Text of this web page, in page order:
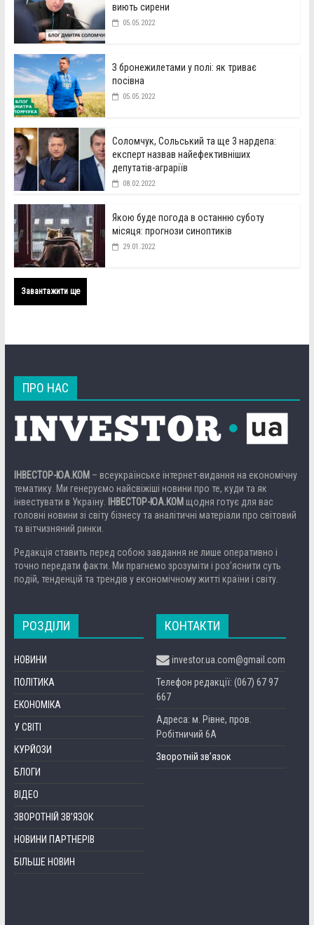
виють сирени
05.05.2022
З бронежилетами у полі: як триває
посівна
05.05.2022
Соломчук, Сольський та ще 3 нардепа:
експерт назвав найефективніших
депутатів-аграріїв
08.02.2022
Якою буде погода в останню суботу
місяця: прогнози синоптиків
29.01.2022
Завантажити ще
ПРО НАС
ІНВЕСТОР-ЮА.КОМ – всеукраїнське інтернет-видання на економічну
тематику. Ми генеруємо найсвіжіші новини про те, куди та як
інвестувати в Україну.
ІНВЕСТОР-ЮА.КОМ щодня готує для вас
головні новини зі світу бізнесу та аналітичні матеріали про світовий
та вітчизняний ринки.
Редакція ставить перед собою завдання не лише оперативно і
точно передати факти. Ми прагнемо зрозуміти і роз’яснити суть
подій, тенденцій та трендів у економічному житті країни і світу.
РОЗДІЛИ
НОВИНИ
ПОЛІТИКА
ЕКОНОМІКА
У СВІТІ
КУРЙОЗИ
БЛОГИ
ВІДЕО
ЗВОРОТНІЙ ЗВ’ЯЗОК
НОВИНИ ПАРТНЕРІВ
БІЛЬШЕ НОВИН
КОНТАКТИ
investor.ua.com@gmail.com
Телефон редакції: (067) 67 97
667
Адреса: м. Рівне, пров.
Робітничий 6А
Зворотній зв’язок